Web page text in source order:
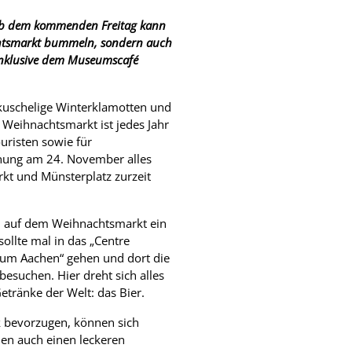
dem kommenden Freitag kann
bummeln, sondern auch
dem Museumscafé
Winterklamotten und
ist jedes Jahr
sowie für
am 24. November alles
und Münsterplatz zurzeit
dem Weihnachtsmarkt ein
mal in das „Centre
Aachen“ gehen und dort die
Hier dreht sich alles
der Welt: das Bier.
können sich
auch einen leckeren